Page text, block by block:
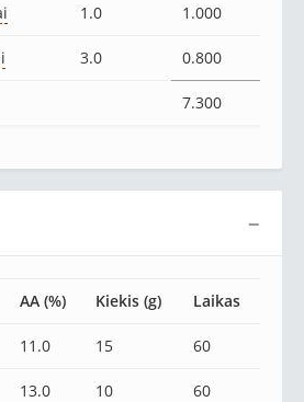
1.0 1.000
3.0 0.800
7.300
−
AA (%) Kiekis (g) Laikas
11.0 15 60
13.0 10 60